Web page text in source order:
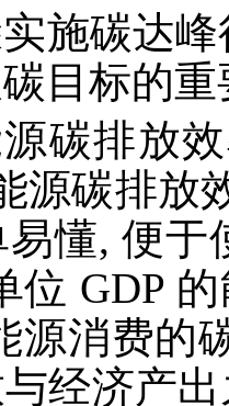
施碳达峰
目标的
碳排放
源碳排放
懂, 便
位 GDP
源消费的
经济产